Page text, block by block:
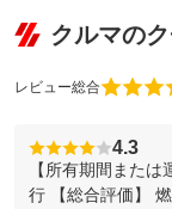
クルマの
レビュー総合
4.3
【所有期間また
行 【総合評価】